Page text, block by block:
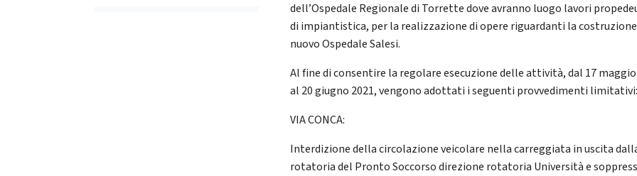
dell’Ospedale Regionale di Torrette dove avranno luogo lavori
di impiantistica, per la realizzazione di opere riguardanti la
nuovo Ospedale Salesi.
Al fine di consentire la regolare esecuzione delle attività, dal 17 maggio
al 20 giugno 2021, vengono adottati i seguenti provvedimenti limitativi:
VIA CONCA:
Interdizione della circolazione veicolare nella carreggiata in uscita
rotatoria del Pronto Soccorso direzione rotatoria Università e